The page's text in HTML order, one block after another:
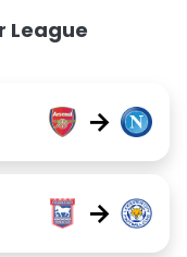
League
→
→